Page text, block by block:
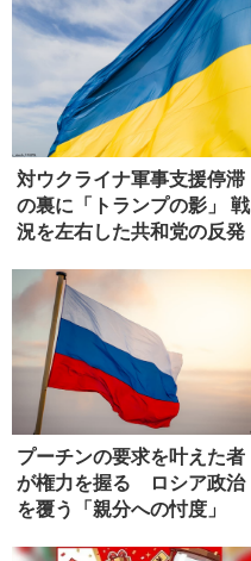
対ウクライナ軍事支援停滞
の裏に「トランプの影」 戦
況を左右した共和党の反発
プーチンの要求を叶えた者
が権力を握る ロシア政治
を覆う「親分への忖度」